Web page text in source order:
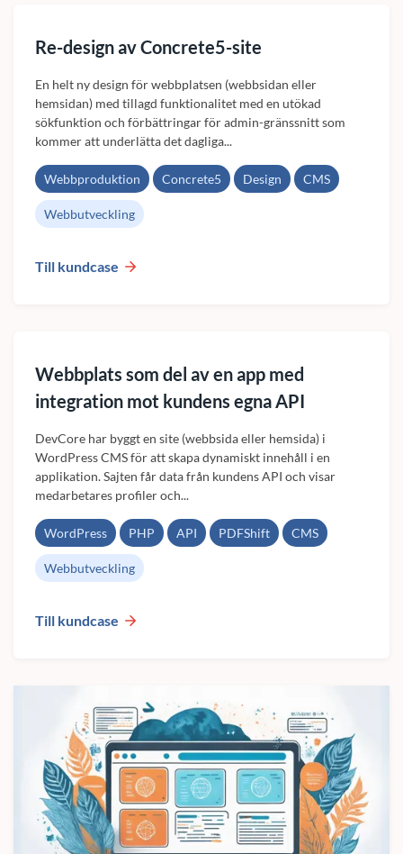
Re-design av Concrete5-site
En helt ny design för webbplatsen (webbsidan eller
hemsidan) med tillagd funktionalitet med en utökad
sökfunktion och förbättringar för admin-gränssnitt som
kommer att underlätta det dagliga...
Webbproduktion Concrete5 Design CMS
Webbutveckling
Till kundcase
Webbplats som del av en app med
integration mot kundens egna API
DevCore har byggt en site (webbsida eller hemsida) i
WordPress CMS för att skapa dynamiskt innehåll i en
applikation. Sajten får data från kundens API och visar
medarbetares profiler och...
WordPress PHP API PDFShift CMS
Webbutveckling
Till kundcase